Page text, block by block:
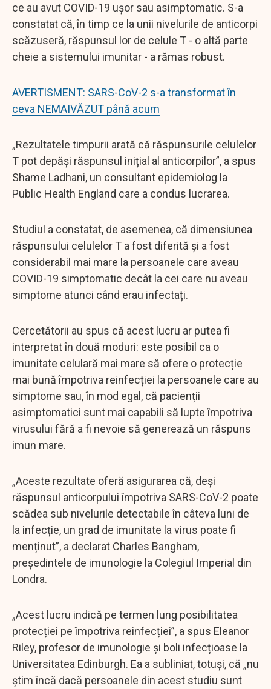
ce au avut COVID-19 ușor sau asimptomatic. S-a
constatat că, în timp ce la unii nivelurile de anticorpi
scăzuseră, răspunsul lor de celule T - o altă parte
cheie a sistemului imunitar - a rămas robust.
AVERTISMENT: SARS-CoV-2 s-a transformat în
ceva NEMAIVĂZUT până acum
„Rezultatele timpurii arată că răspunsurile celulelor
T pot depăși răspunsul inițial al anticorpilor”, a spus
Shame Ladhani, un consultant epidemiolog la
Public Health England care a condus lucrarea.
Studiul a constatat, de asemenea, că dimensiunea
răspunsului celulelor T a fost diferită și a fost
considerabil mai mare la persoanele care aveau
COVID-19 simptomatic decât la cei care nu aveau
simptome atunci când erau infectați.
Cercetătorii au spus că acest lucru ar putea fi
interpretat în două moduri: este posibil ca o
imunitate celulară mai mare să ofere o protecție
mai bună împotriva reinfecției la persoanele care au
simptome sau, în mod egal, că pacienții
asimptomatici sunt mai capabili să lupte împotriva
virusului fără a fi nevoie să generează un răspuns
imun mare.
„Aceste rezultate oferă asigurarea că, deși
răspunsul anticorpului împotriva SARS-CoV-2 poate
scădea sub nivelurile detectabile în câteva luni de
la infecție, un grad de imunitate la virus poate fi
menținut”, a declarat Charles Bangham,
președintele de imunologie la Colegiul Imperial din
Londra.
„Acest lucru indică pe termen lung posibilitatea
protecției pe împotriva reinfecției”, a spus Eleanor
Riley, profesor de imunologie și boli infecțioase la
Universitatea Edinburgh. Ea a subliniat, totuși, că „nu
știm încă dacă persoanele din acest studiu sunt